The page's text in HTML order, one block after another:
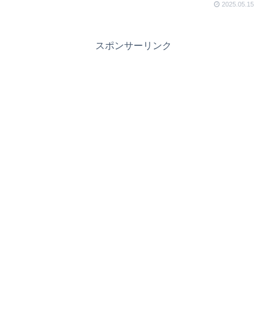
2025.05.15
スポンサーリンク